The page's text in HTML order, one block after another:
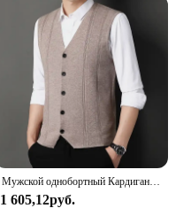
Мужской однобортный Кардиган, повседневный вязаный свитер, жилет большого размера, 2024
1 605,12руб.